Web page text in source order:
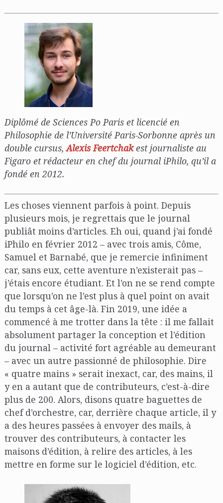
Diplômé de Sciences Po Paris et licencié en
Philosophie de l’Université Paris-Sorbonne après un
double cursus,Alexis Feertchak est journaliste au
Figaro et rédacteur en chef du journal iPhilo, qu’il a
fondé en 2012.
Les choses viennent parfois à point. Depuis
plusieurs mois, je regrettais que le journal
publiât moins d’articles. Eh oui, quand j’ai fondé
iPhilo en février 2012 – avec trois amis, Côme,
Samuel et Barnabé, que je remercie infiniment
car, sans eux, cette aventure n’existerait pas –
j’étais encore étudiant. Et l’on ne se rend compte
que lorsqu’on ne l’est plus à quel point on avait
du temps à cet âge-là. Fin 2019, une idée a
commencé à me trotter dans la tête : il me fallait
absolument partager la conception et l’édition
du journal – activité fort agréable au demeurant
– avec un autre passionné de philosophie. Dire
« quatre mains » serait inexact, car, des mains, il
y en a autant que de contributeurs, c’est-à-dire
plus de 200. Alors, disons quatre baguettes de
chef d’orchestre, car, derrière chaque article, il y
a des heures passées à envoyer des mails, à
trouver des contributeurs, à contacter les
maisons d’édition, à relire des articles, à les
mettre en forme sur le logiciel d’édition, etc.